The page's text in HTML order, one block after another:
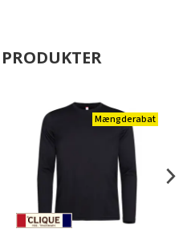
Mængderabat